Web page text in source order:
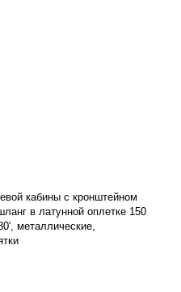
кабины с кронштейном
в латунной оплетке 150
металлические,